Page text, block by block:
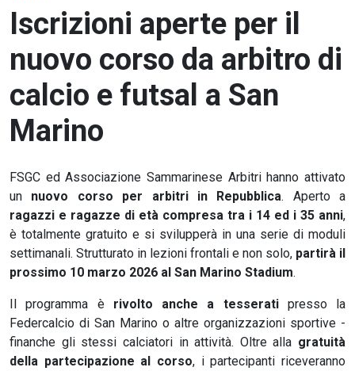
Iscrizioni aperte per il
nuovo corso da arbitro di
calcio e futsal a San
Marino
FSGC ed Associazione Sammarinese Arbitri hanno attivato
un nuovo corso per arbitri in Repubblica. Aperto a
ragazzi e ragazze di età compresa tra i 14 ed i 35 anni,
è totalmente gratuito e si svilupperà in una serie di moduli
settimanali. Strutturato in lezioni frontali e non solo, partirà il
prossimo 10 marzo 2026 al San Marino Stadium.
Il programma è rivolto anche a tesseratipresso la
Federcalcio di San Marino o altre organizzazioni sportive -
finanche gli stessi calciatori in attività. Oltre alla gratuità
della partecipazione al corso, i partecipanti riceveranno